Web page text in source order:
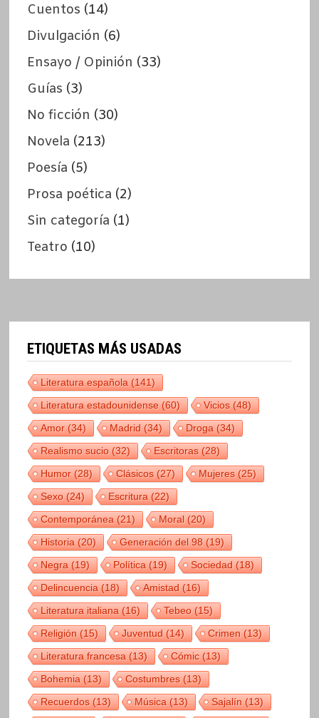
Cuentos (14)
Divulgación (6)
Ensayo / Opinión (33)
Guías (3)
No ficción (30)
Novela (213)
Poesía (5)
Prosa poética (2)
Sin categoría (1)
Teatro (10)
ETIQUETAS MÁS USADAS
Literatura española(141)
Literatura estadounidense(60) Vicios(48)
Amor(34) Madrid(34) Droga(34)
Realismo sucio(32) Escritoras(28)
Humor(28) Clásicos(27) Mujeres(25)
Sexo(24) Escritura(22)
Contemporánea(21) Moral(20)
Historia(20) Generación del 98(19)
Negra(19) Política(19) Sociedad(18)
Delincuencia(18) Amistad(16)
Literatura italiana(16) Tebeo(15)
Religión(15) Juventud(14) Crimen(13)
Literatura francesa(13) Cómic(13)
Bohemia(13) Costumbres(13)
Recuerdos(13) Música(13) Sajalín(13)